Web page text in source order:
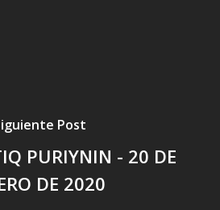
Post
PURIYNIN - 20 DE
DE 2020